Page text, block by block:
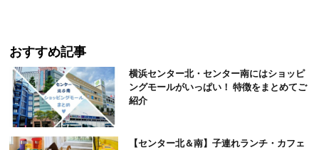
おすすめ記事
横浜センター北・センター南にはショッピ
ングモールがいっぱい！ 特徴をまとめてご
紹介
【センター北＆南】子連れランチ・カフェ